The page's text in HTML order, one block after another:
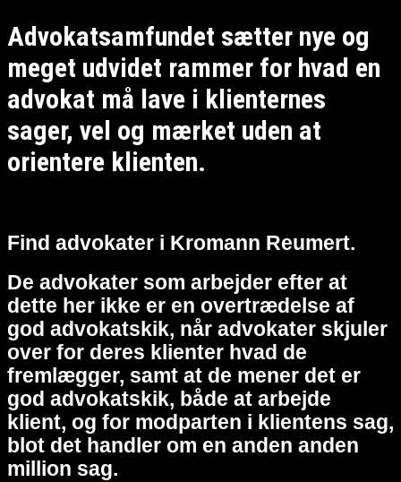
Advokatsamfundet sætter nye og
meget udvidet rammer for hvad en
advokat må lave i klienternes
sager, vel og mærket uden at
orientere klienten.
Find advokater i Kromann Reumert.
De advokater som arbejder efter at
dette her ikke er en overtrædelse af
god advokatskik, når advokater skjuler
over for deres klienter hvad de
fremlægger, samt at de mener det er
god advokatskik, både at arbejde
klient, og for modparten i klientens sag,
blot det handler om en anden anden
million sag.